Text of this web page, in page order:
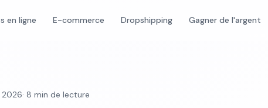
en ligne E-commerce Dropshipping Gagner de l'argent
2026· 8 min de lecture